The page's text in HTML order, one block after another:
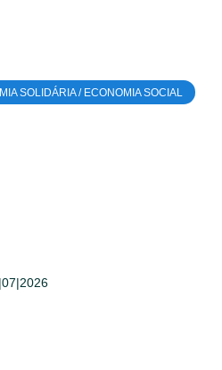
SOLIDÁRIA / ECONOMIA SOCIAL